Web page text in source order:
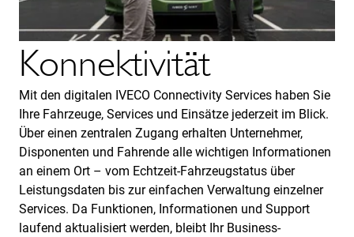
Konnektivität
Mit den digitalen IVECO Connectivity Services haben Sie
Ihre Fahrzeuge, Services und Einsätze jederzeit im Blick.
Über einen zentralen Zugang erhalten Unternehmer,
Disponenten und Fahrende alle wichtigen Informationen
an einem Ort – vom Echtzeit-Fahrzeugstatus über
Leistungsdaten bis zur einfachen Verwaltung einzelner
Services. Da Funktionen, Informationen und Support
laufend aktualisiert werden, bleibt Ihr Business-